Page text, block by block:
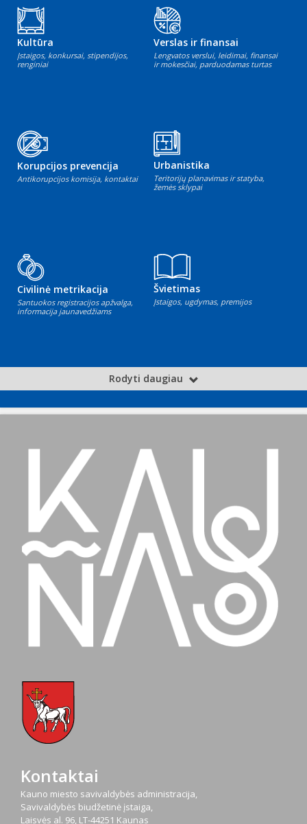
Kultūra
Įstaigos, konkursai, stipendijos,
renginiai
Verslas ir finansai
Lengvatos verslui, leidimai, finansai
ir mokesčiai, parduodamas turtas
Korupcijos prevencija
Antikorupcijos komisija, kontaktai
Urbanistika
Teritorijų planavimas ir statyba,
žemės sklypai
Civilinė metrikacija
Santuokos registracijos apžvalga,
informacija jaunavedžiams
Švietimas
Įstaigos, ugdymas, premijos
Rodyti daugiau
Kontaktai
Kauno miesto savivaldybės administracija,
Savivaldybės biudžetinė įstaiga,
Laisvės al. 96, LT-44251 Kaunas